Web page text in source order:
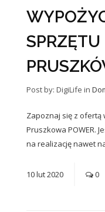
Post by: DigiLife in
Zapoznaj się z ofertą
Pruszkowa POWER.
na realizację nawet
10lut2020 0